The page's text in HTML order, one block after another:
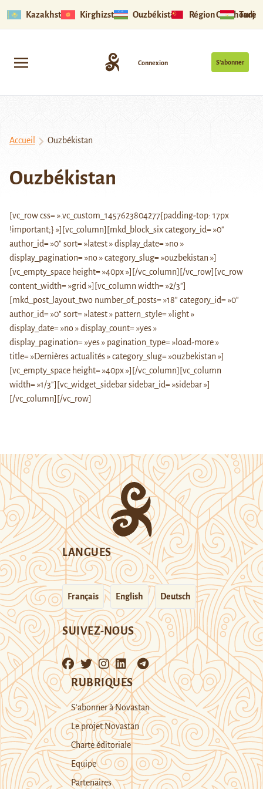
Kazakhstan Kirghizstan Ouzbékistan Région Ouïghoure
S’abonner
Connexion
Accueil Ouzbékistan
Ouzbékistan
[vc_row css= ».vc_custom_1457623804277{padding-top: 17px
!important;} »][vc_column][mkd_block_six category_id= »0″
author_id= »0″ sort= »latest » display_date= »no »
display_pagination= »no » category_slug= »ouzbekistan »]
[vc_empty_space height= »40px »][/vc_column][/vc_row][vc_row
content_width= »grid »][vc_column width= »2/3″]
[mkd_post_layout_two number_of_posts= »18″ category_id= »0″
author_id= »0″ sort= »latest » pattern_style= »light »
display_date= »no » display_count= »yes »
display_pagination= »yes » pagination_type= »load-more »
title= »Dernières actualités » category_slug= »ouzbekistan »]
[vc_empty_space height= »40px »][/vc_column][vc_column
width= »1/3″][vc_widget_sidebar sidebar_id= »sidebar »]
[/vc_column][/vc_row]
LANGUES
Français English Deutsch
SUIVEZ-NOUS
RUBRIQUES
S’abonner à Novastan
Le projet Novastan
Charte éditoriale
Equipe
Partenaires